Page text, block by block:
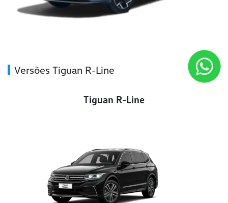
Versões Tiguan R-Line
Tiguan R-Line